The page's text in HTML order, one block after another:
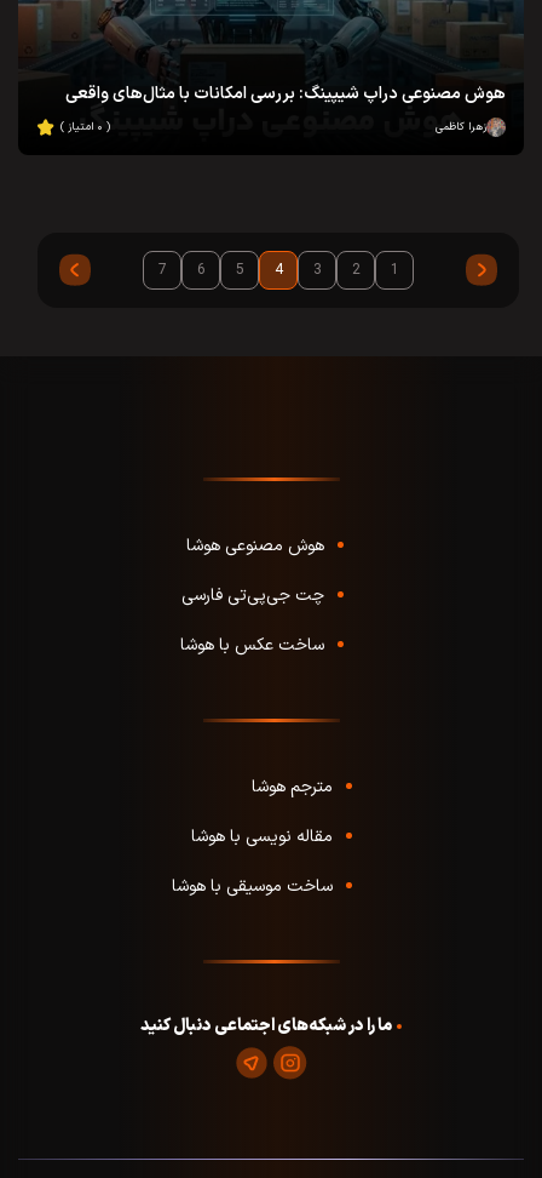
هوش مصنوعی دراپ‌ شیپینگ: بررسی امکانات با مثال‌های واقعی
زهرا کاظمی ( ۰ امتیاز )
1
2
3
4
5
6
7
هوش مصنوعی هوشا
چت جی‌پی‌تی فارسی
ساخت عکس با هوشا
مترجم هوشا
مقاله نویسی با هوشا
ساخت موسیقی با هوشا
ما را در شبکه‌های اجتماعی دنبال کنید